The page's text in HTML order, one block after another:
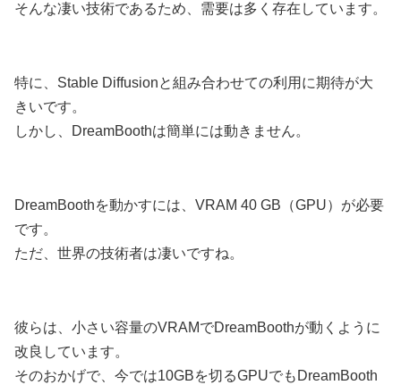
そんな凄い技術であるため、需要は多く存在しています。
特に、Stable Diffusionと組み合わせての利用に期待が大
きいです。
しかし、DreamBoothは簡単には動きません。
DreamBoothを動かすには、VRAM 40 GB（GPU）が必要
です。
ただ、世界の技術者は凄いですね。
彼らは、小さい容量のVRAMでDreamBoothが動くように
改良しています。
そのおかげで、今では10GBを切るGPUでもDreamBooth